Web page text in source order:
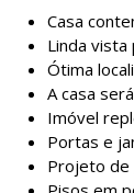
Casa
Linda vista
Ótima
A casa
Imóvel
Portas e
Projeto de